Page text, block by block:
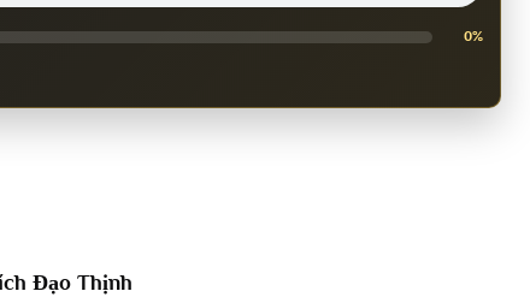
0%
Đạo Thịnh